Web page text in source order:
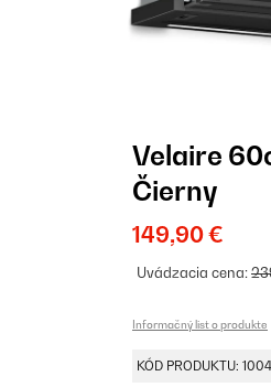
Velaire
Čierny
149,90 €
Uvádzacia cena:
Informačný list o produkte
KÓD PRODUKTU: